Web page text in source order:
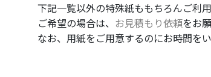
下記一覧以外の特殊紙ももちろんご利用
ご希望の場合は、 お見積もり依頼をお
なお、用紙をご用意するのにお時間を